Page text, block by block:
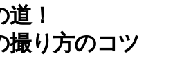
！
撮り方のコツ